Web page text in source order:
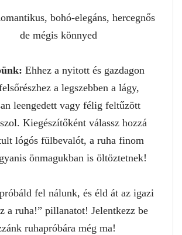
bohó-elegáns, hercegnős
de mégis könnyed
Ehhez a nyitott és gazdagon
a legszebben a lágy,
leengedett vagy félig feltűzött
Kiegészítőként válassz hozzá
lógós fülbevalót, a ruha finom
önmagukban is öltöztetnek!
fel nálunk, és éld át az igazi
a ruha!” pillanatot! Jelentkezz be
ruhapróbára még ma!